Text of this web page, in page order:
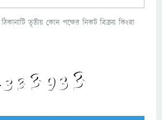
তৃতীয় কোন পক্ষের নিকট বিক্রয় কিংবা